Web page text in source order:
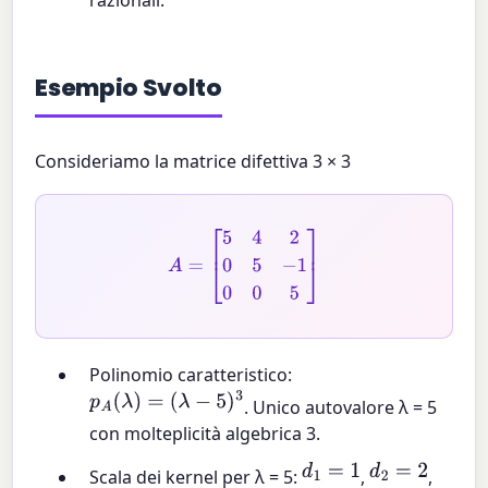
Esempio Svolto
Consideriamo la matrice difettiva 3 × 3
42 5− 05
Polinomio caratteristico:
pA(λ)= λ− 5)3
. Unico autovalore λ = 5
con molteplicità algebrica 3.
Scala dei kernel per λ = 5:d1 =1 ,d2 =2 ,